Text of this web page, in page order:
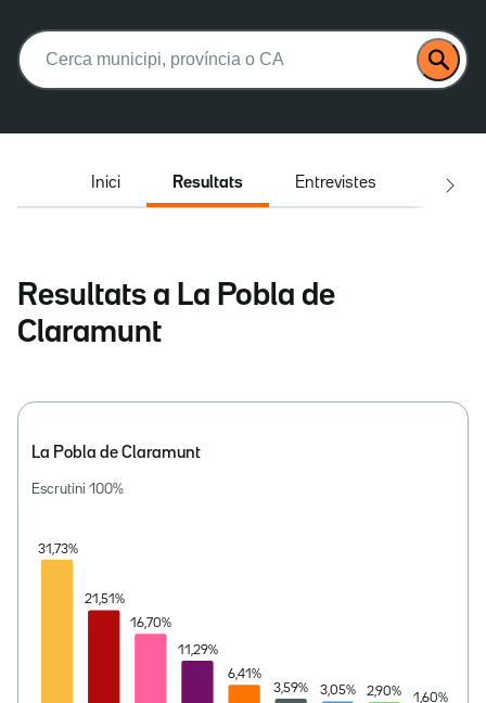
Buscar:
Inici Resultats Entrevistes El
Resultats a La Pobla de
Claramunt
La Pobla de Claramunt
Escrutini 100%